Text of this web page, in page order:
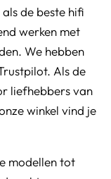
de beste hifi
werken met
We hebben
Als de
liefhebbers van
winkel vind je
modellen tot